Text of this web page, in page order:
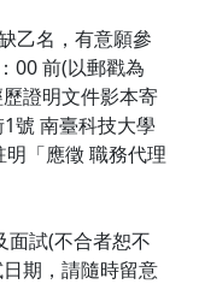
乙名，有意願參
00 前(以郵戳為
證明文件影本寄
號 南臺科技大學
「應徵 職務代理
面試(不合者恕不
期，請隨時留意